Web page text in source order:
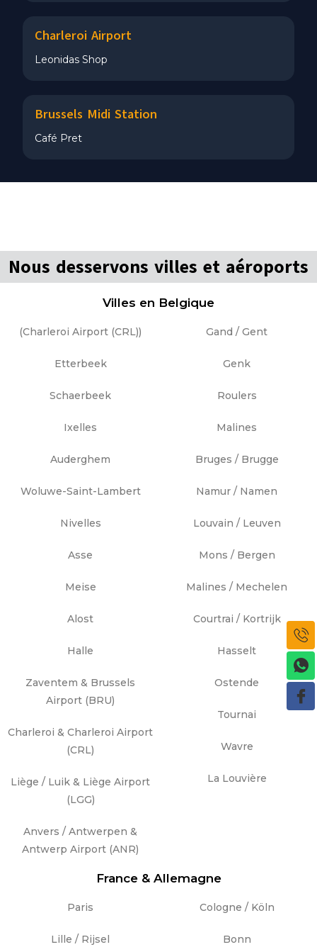
Charleroi Airport
Leonidas Shop
Brussels Midi Station
Café Pret
Nous desservons villes et aéroports
Villes en Belgique
(Charleroi Airport (CRL))
Etterbeek
Schaerbeek
Ixelles
Auderghem
Woluwe-Saint-Lambert
Nivelles
Asse
Meise
Alost
Halle
Zaventem & Brussels
Airport (BRU)
Charleroi & Charleroi Airport
(CRL)
Liège / Luik & Liège Airport
(LGG)
Anvers / Antwerpen &
Antwerp Airport (ANR)
Gand / Gent
Genk
Roulers
Malines
Bruges / Brugge
Namur / Namen
Louvain / Leuven
Mons / Bergen
Malines / Mechelen
Courtrai / Kortrijk
Hasselt
Ostende
Tournai
Wavre
La Louvière
France & Allemagne
Paris
Lille / Rijsel
Cologne / Köln
Bonn